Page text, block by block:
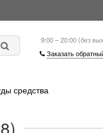
9:00 – 20:00 (без
Заказать
средства